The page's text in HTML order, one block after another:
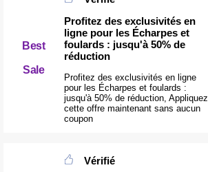
Best
Sale
Profitez des exclusivités en
ligne pour les Écharpes et
foulards : jusqu'à 50% de
réduction
Profitez des exclusivités en ligne
pour les Écharpes et foulards :
jusqu'à 50% de réduction, Appliquez
cette offre maintenant sans aucun
coupon
Vérifié